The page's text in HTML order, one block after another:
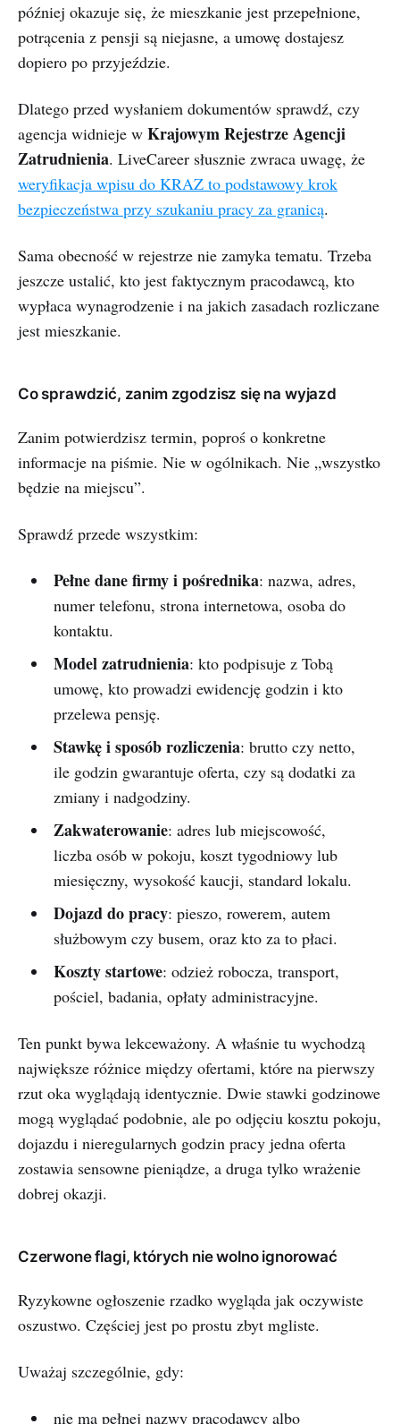
później okazuje się, że mieszkanie jest przepełnione,
potrącenia z pensji są niejasne, a umowę dostajesz
dopiero po przyjeździe.
Dlatego przed wysłaniem dokumentów sprawdź, czy
agencja widnieje w Krajowym Rejestrze Agencji
Zatrudnienia. LiveCareer słusznie zwraca uwagę, że
weryfikacja wpisu do KRAZ to podstawowy krok
bezpieczeństwa przy szukaniu pracy za granicą.
Sama obecność w rejestrze nie zamyka tematu. Trzeba
jeszcze ustalić, kto jest faktycznym pracodawcą, kto
wypłaca wynagrodzenie i na jakich zasadach rozliczane
jest mieszkanie.
Co sprawdzić, zanim zgodzisz się na wyjazd
Zanim potwierdzisz termin, poproś o konkretne
informacje na piśmie. Nie w ogólnikach. Nie „wszystko
będzie na miejscu”.
Sprawdź przede wszystkim:
Pełne dane firmy i pośrednika: nazwa, adres,
numer telefonu, strona internetowa, osoba do
kontaktu.
Model zatrudnienia: kto podpisuje z Tobą
umowę, kto prowadzi ewidencję godzin i kto
przelewa pensję.
Stawkę i sposób rozliczenia: brutto czy netto,
ile godzin gwarantuje oferta, czy są dodatki za
zmiany i nadgodziny.
Zakwaterowanie: adres lub miejscowość,
liczba osób w pokoju, koszt tygodniowy lub
miesięczny, wysokość kaucji, standard lokalu.
Dojazd do pracy: pieszo, rowerem, autem
służbowym czy busem, oraz kto za to płaci.
Koszty startowe: odzież robocza, transport,
pościel, badania, opłaty administracyjne.
Ten punkt bywa lekceważony. A właśnie tu wychodzą
największe różnice między ofertami, które na pierwszy
rzut oka wyglądają identycznie. Dwie stawki godzinowe
mogą wyglądać podobnie, ale po odjęciu kosztu pokoju,
dojazdu i nieregularnych godzin pracy jedna oferta
zostawia sensowne pieniądze, a druga tylko wrażenie
dobrej okazji.
Czerwone flagi, których nie wolno ignorować
Ryzykowne ogłoszenie rzadko wygląda jak oczywiste
oszustwo. Częściej jest po prostu zbyt mgliste.
Uważaj szczególnie, gdy:
nie ma pełnej nazwy pracodawcy albo